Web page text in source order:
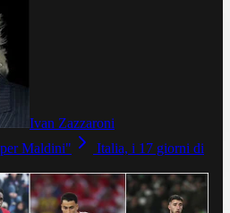
Ivan Zazzaroni
Maldini"
Italia, i 17 giorni di